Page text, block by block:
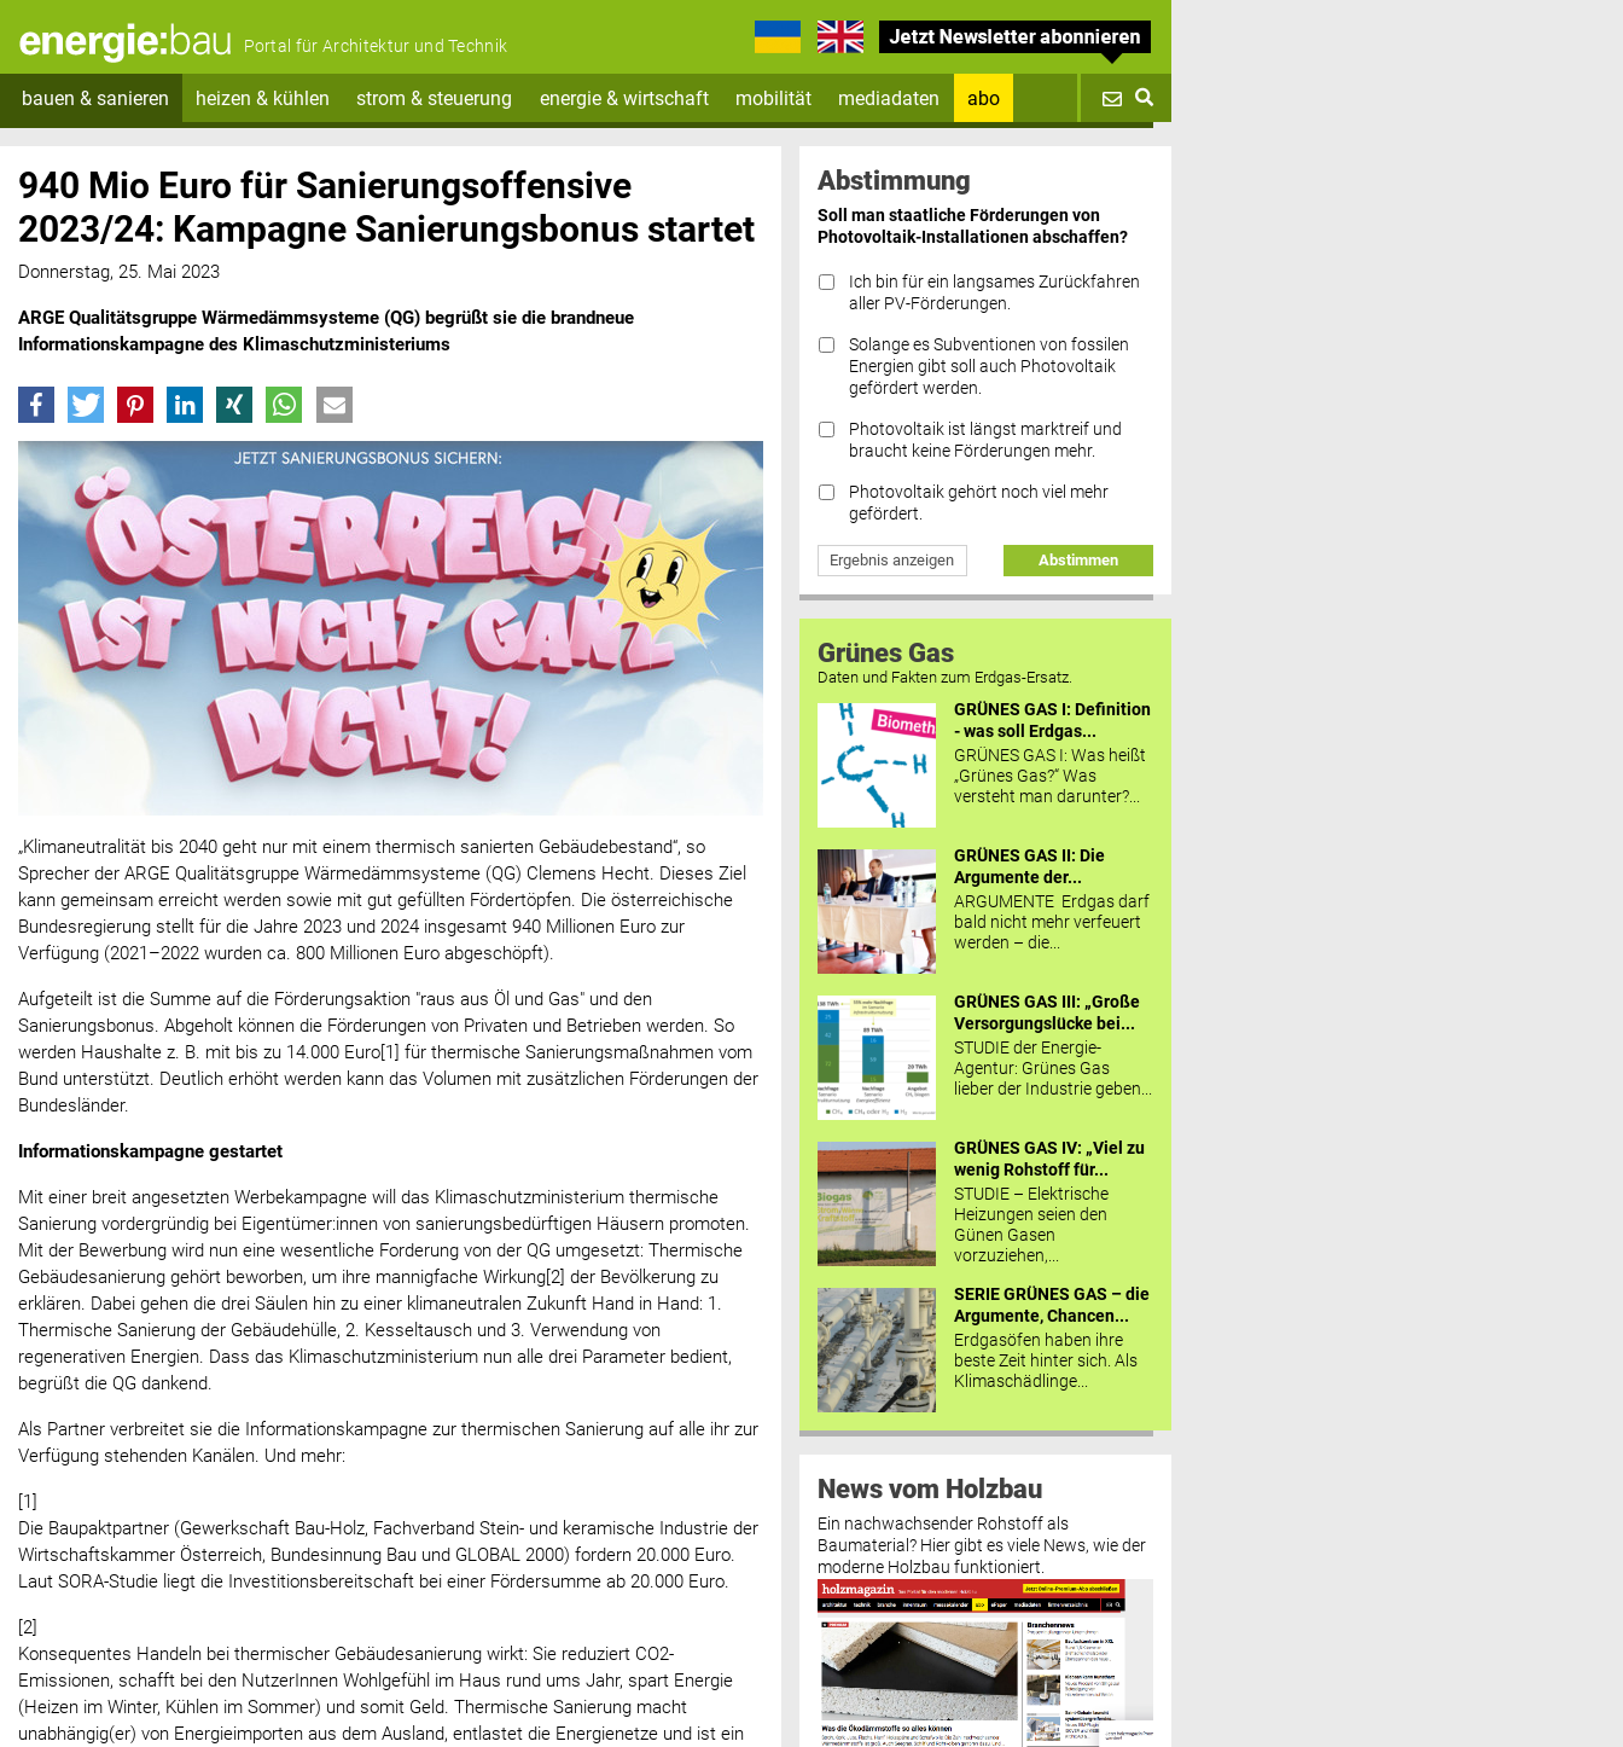
Portal für Architektur und Technik
bauen & sanieren heizen & kühlen strom & steuerung energie & wirtschaft mobilität mediadaten
abo
Datenschutz FAQs
940 Mio Euro für Sanierungsoffensive
2023/24: Kampagne Sanierungsbonus startet
Donnerstag, 25. Mai 2023
ARGE Qualitätsgruppe Wärmedämmsysteme (QG) begrüßt sie die brandneue
Informationskampagne des Klimaschutzministeriums
„Klimaneutralität bis 2040 geht nur mit einem thermisch sanierten Gebäudebestand“, so
Sprecher der ARGE Qualitätsgruppe Wärmedämmsysteme (QG) Clemens Hecht. Dieses Ziel
kann gemeinsam erreicht werden sowie mit gut gefüllten Fördertöpfen. Die österreichische
Bundesregierung stellt für die Jahre 2023 und 2024 insgesamt 940 Millionen Euro zur
Verfügung (2021–2022 wurden ca. 800 Millionen Euro abgeschöpft).
Aufgeteilt ist die Summe auf die Förderungsaktion "raus aus Öl und Gas" und den
Sanierungsbonus. Abgeholt können die Förderungen von Privaten und Betrieben werden. So
werden Haushalte z. B. mit bis zu 14.000 Euro[1] für thermische Sanierungsmaßnahmen vom
Bund unterstützt. Deutlich erhöht werden kann das Volumen mit zusätzlichen Förderungen der
Bundesländer.
Informationskampagne gestartet
Mit einer breit angesetzten Werbekampagne will das Klimaschutzministerium thermische
Sanierung vordergründig bei Eigentümer:innen von sanierungsbedürftigen Häusern promoten.
Mit der Bewerbung wird nun eine wesentliche Forderung von der QG umgesetzt: Thermische
Gebäudesanierung gehört beworben, um ihre mannigfache Wirkung[2] der Bevölkerung zu
erklären. Dabei gehen die drei Säulen hin zu einer klimaneutralen Zukunft Hand in Hand: 1.
Thermische Sanierung der Gebäudehülle, 2. Kesseltausch und 3. Verwendung von
regenerativen Energien. Dass das Klimaschutzministerium nun alle drei Parameter bedient,
begrüßt die QG dankend.
Als Partner verbreitet sie die Informationskampagne zur thermischen Sanierung auf alle ihr zur
Verfügung stehenden Kanälen. Und mehr:
[1]
Die Baupaktpartner (Gewerkschaft Bau-Holz, Fachverband Stein- und keramische Industrie der
Wirtschaftskammer Österreich, Bundesinnung Bau und GLOBAL 2000) fordern 20.000 Euro.
Laut SORA-Studie liegt die Investitionsbereitschaft bei einer Fördersumme ab 20.000 Euro.
[2]
Konsequentes Handeln bei thermischer Gebäudesanierung wirkt: Sie reduziert CO2-
Emissionen, schafft bei den NutzerInnen Wohlgefühl im Haus rund ums Jahr, spart Energie
(Heizen im Winter, Kühlen im Sommer) und somit Geld. Thermische Sanierung macht
unabhängig(er) von Energieimporten aus dem Ausland, entlastet die Energienetze und ist ein
Abstimmung
Soll man staatliche Förderungen von
Photovoltaik-Installationen abschaffen?
Ich bin für ein langsames Zurückfahren
aller PV-Förderungen.
Solange es Subventionen von fossilen
Energien gibt soll auch Photovoltaik
gefördert werden.
Photovoltaik ist längst marktreif und
braucht keine Förderungen mehr.
Photovoltaik gehört noch viel mehr
gefördert.
Ergebnis anzeigen Abstimmen
Grünes Gas
Daten und Fakten zum Erdgas-Ersatz.
GRÜNES GAS I: Definition
- was soll Erdgas...
GRÜNES GAS I: Was heißt
„Grünes Gas?“ Was
versteht man darunter?...
GRÜNES GAS II: Die
Argumente der...
ARGUMENTE Erdgas darf
bald nicht mehr verfeuert
werden – die...
GRÜNES GAS III: „Große
Versorgungslücke bei...
STUDIE der Energie-
Agentur: Grünes Gas
lieber der Industrie geben...
GRÜNES GAS IV: „Viel zu
wenig Rohstoff für...
STUDIE – Elektrische
Heizungen seien den
Günen Gasen
vorzuziehen,...
SERIE GRÜNES GAS – die
Argumente, Chancen...
Erdgasöfen haben ihre
beste Zeit hinter sich. Als
Klimaschädlinge...
News vom Holzbau
Ein nachwachsender Rohstoff als
Baumaterial? Hier gibt es viele News, wie der
moderne Holzbau funktioniert.